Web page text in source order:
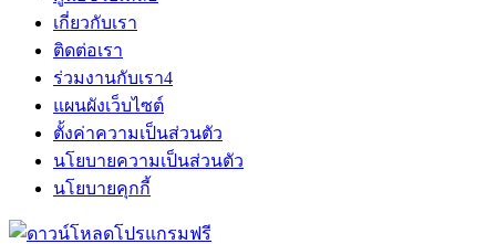
เกี่ยวกับเรา
ติดต่อเรา
ร่วมงานกับเรา4
แผนผังเว็บไซต์
ตั้งค่าความเป็นส่วนตัว
นโยบายความเป็นส่วนตัว
นโยบายคุกกี้